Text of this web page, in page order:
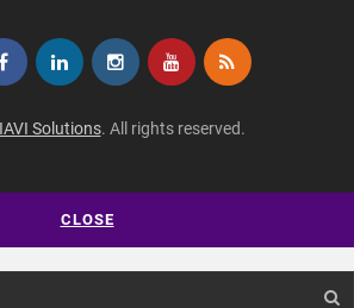
Solutions. All rights reserved.
CLOSE